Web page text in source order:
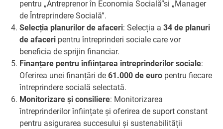
pentru „Antreprenor în Economia Socială”si „Manager
de Întreprindere Socială”.
Selecția planurilor de afaceri: Selecția a34 de planuri
de afaceri pentru întreprinderi sociale care vor
beneficia de sprijin financiar.
Finanțare pentru înființarea întreprinderilor sociale:
Oferirea unei finanțări de61.000 de euro pentru fiecare
întreprindere socială selectată.
Monitorizare și consiliere: Monitorizarea
întreprinderilor înființate și oferirea de suport constant
pentru asigurarea succesului și sustenabilității